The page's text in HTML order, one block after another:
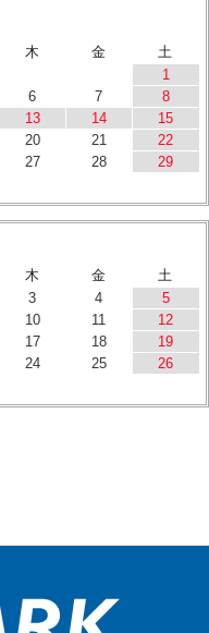
木 金
土
1
6 7
8
13 14
15
20 21
22
27 28
29
木 金
土
3 4
5
10 11
12
17 18
19
24 25
26